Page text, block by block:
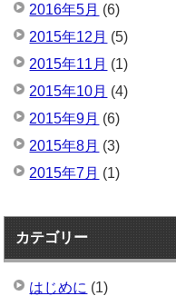
2016年5月 (6)
2015年12月 (5)
2015年11月 (1)
2015年10月 (4)
2015年9月 (6)
2015年8月 (3)
2015年7月 (1)
カテゴリー
はじめに (1)